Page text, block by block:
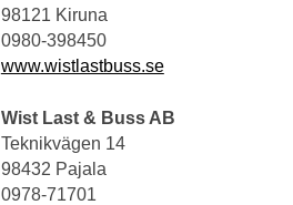
98121 Kiruna
0980-398450
www.wistlastbuss.se
Wist Last & Buss AB
Teknikvägen 14
98432 Pajala
0978-71701